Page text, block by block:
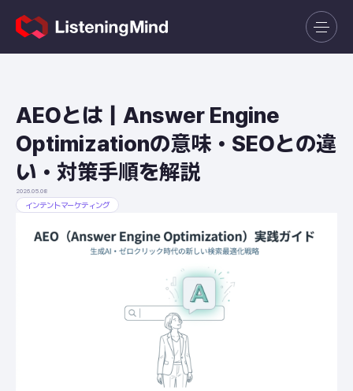
AEOとは｜Answer Engine
Optimizationの意味・SEOとの違
い・対策手順を解説
2026.05.08
インテントマーケティング